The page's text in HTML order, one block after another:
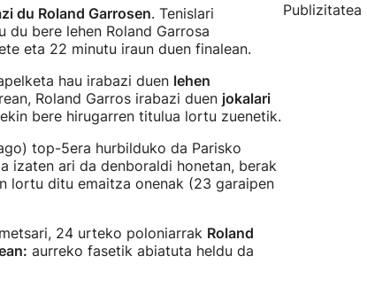
du Roland Garrosen. Tenislari
bere lehen Roland Garrosa
eta 22 minutu iraun duen finalean.
hau irabazi duen lehen
Roland Garros irabazi duen jokalari
bere hirugarren titulua lortu zuenetik.
top-5era hurbilduko da Parisko
izaten ari da denboraldi honetan, berak
lortu ditu emaitza onenak (23 garaipen
24 urteko poloniarrak Roland
aurreko fasetik abiatuta heldu da
Publizitatea